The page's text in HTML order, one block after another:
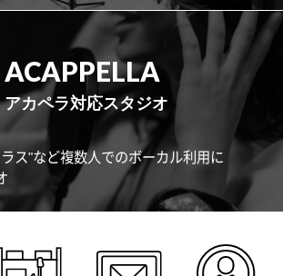
ACAPPELLA
アカペラ対応スタジオ
ス"など複数人でのボーカル利用に